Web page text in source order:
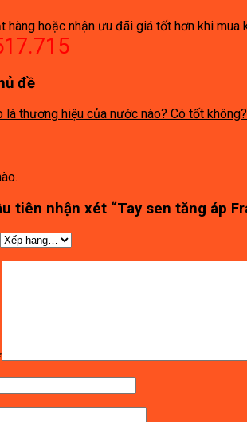
hàng hoặc nhận ưu đãi giá tốt hơn khi mua
đề
là thương hiệu của nước nào? Có tốt không?
tiên nhận xét “Tay sen tăng áp